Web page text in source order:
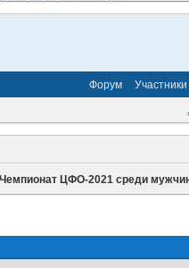
Форум Участники
Чемпионат ЦФО-2021 среди